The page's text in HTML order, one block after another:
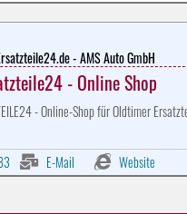
- AMS Auto GmbH
- Online Shop
- Online-Shop für Oldtimer
E-Mail Website